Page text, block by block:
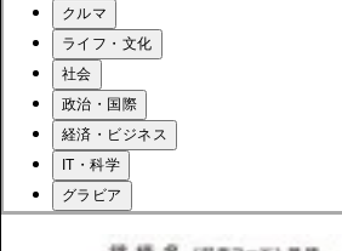
クルマ
ライフ・文化
社会
政治・国際
経済・ビジネス
IT・科学
グラビア